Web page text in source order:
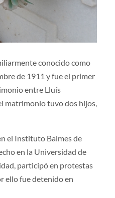
conocido como
de 1911 y fue el primer
entre Lluís
matrimonio tuvo dos hijos,
el Instituto Balmes de
en la Universidad de
participó en protestas
ello fue detenido en